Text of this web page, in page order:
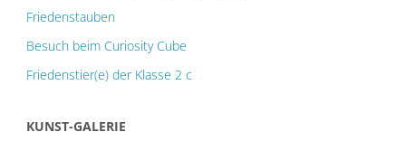
Friedenstauben
Besuch beim Curiosity Cube
Friedenstier(e) der Klasse 2 c
KUNST-GALERIE